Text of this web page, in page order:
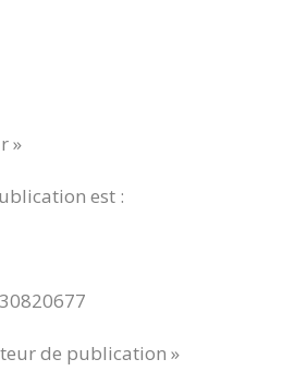
»
est :
de publication »